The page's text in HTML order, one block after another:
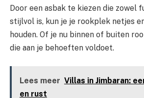
Door een asbak te kiezen die zowel
stijlvol is, kun je je rookplek netjes
houden. Of je nu binnen of buiten
die aan je behoeften voldoet.
Lees meer Villas in Jimbaran:
en rust